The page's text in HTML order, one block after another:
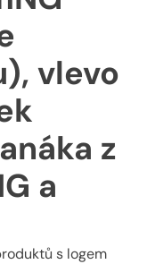
vlevo
z
a
s logem